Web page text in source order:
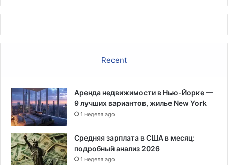
Recent
Аренда недвижимости в Нью-Йорке —
9 лучших вариантов, жилье New York
1 неделя ago
Средняя зарплата в США в месяц:
подробный анализ 2026
1 неделя ago